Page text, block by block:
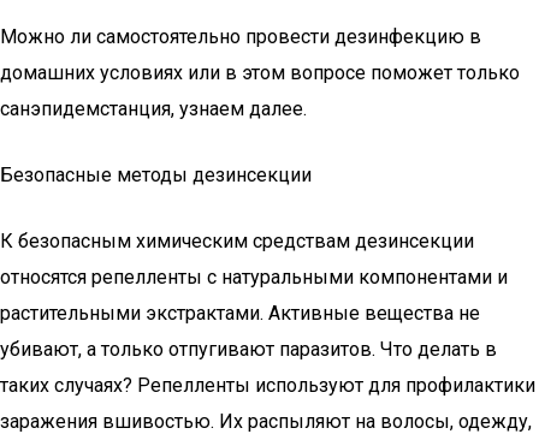
Можно ли самостоятельно провести дезинфекцию в
домашних условиях или в этом вопросе поможет только
санэпидемстанция, узнаем далее.
Безопасные методы дезинсекции
К безопасным химическим средствам дезинсекции
относятся репелленты с натуральными компонентами и
растительными экстрактами. Активные вещества не
убивают, а только отпугивают паразитов. Что делать в
таких случаях? Репелленты используют для профилактики
заражения вшивостью. Их распыляют на волосы, одежду,